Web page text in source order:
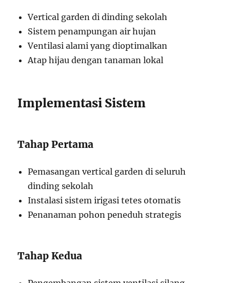
Vertical garden di dinding sekolah
Sistem penampungan air hujan
Ventilasi alami yang dioptimalkan
Atap hijau dengan tanaman lokal
Implementasi Sistem
Tahap Pertama
Pemasangan vertical garden di seluruh
dinding sekolah
Instalasi sistem irigasi tetes otomatis
Penanaman pohon peneduh strategis
Tahap Kedua